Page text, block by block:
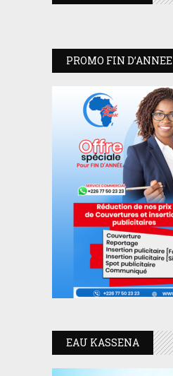
PROMO FIN D’ANNEE
EAU KASSENA